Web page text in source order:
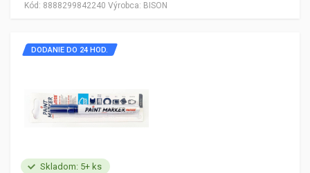
Kód: 8888299842240 Výrobca: BISON
Skladom: 5+ ks
DODANIE DO 24 HOD.